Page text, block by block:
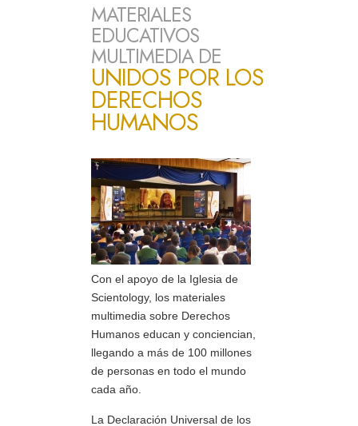
MATERIALES
EDUCATIVOS
MULTIMEDIA DE
UNIDOS POR LOS
DERECHOS
HUMANOS
Con el apoyo de la Iglesia de
Scientology, los materiales
multimedia sobre Derechos
Humanos educan y conciencian,
llegando a más de 100 millones
de personas en todo el mundo
cada año.
La Declaración Universal de los